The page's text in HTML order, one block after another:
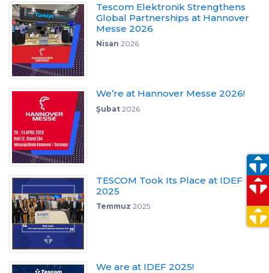
Tescom Elektronik Strengthens
Global Partnerships at Hannover
Messe 2026
Nisan 2026
We’re at Hannover Messe 2026!
Şubat2026
TESCOM Took Its Place at IDEF
2025
Temmuz 2025
We are at IDEF 2025!